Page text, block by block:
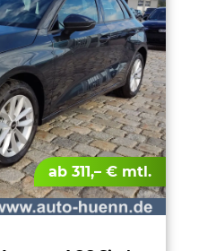
ab 311,– € mtl.